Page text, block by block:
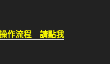
作流程 請點我